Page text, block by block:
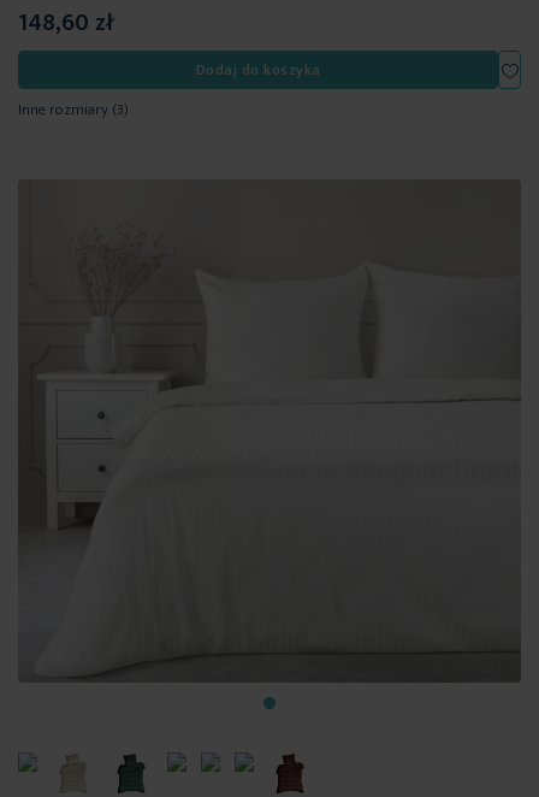
148,60 zł
Dodaj do koszyka
Inne rozmiary(3)